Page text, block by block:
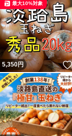
5,350円
最大10%対象